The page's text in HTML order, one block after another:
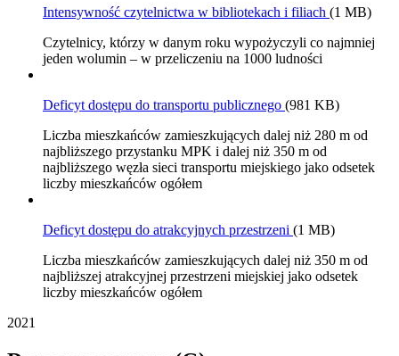
Intensywność czytelnictwa w bibliotekach i filiach (1 MB)
Czytelnicy, którzy w danym roku wypożyczyli co najmniej
jeden wolumin – w przeliczeniu na 1000 ludności
Deficyt dostępu do transportu publicznego (981 KB)
Liczba mieszkańców zamieszkujących dalej niż 280 m od
najbliższego przystanku MPK i dalej niż 350 m od
najbliższego węzła sieci transportu miejskiego jako odsetek
liczby mieszkańców ogółem
Deficyt dostępu do atrakcyjnych przestrzeni (1 MB)
Liczba mieszkańców zamieszkujących dalej niż 350 m od
najbliższej atrakcyjnej przestrzeni miejskiej jako odsetek
liczby mieszkańców ogółem
2021